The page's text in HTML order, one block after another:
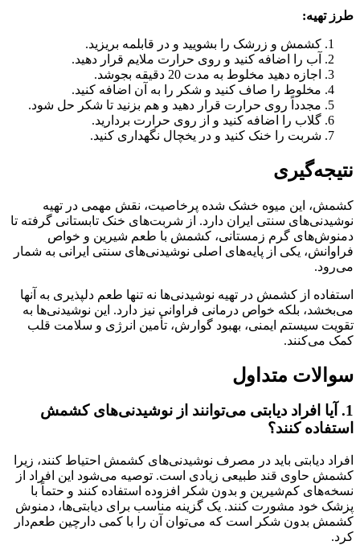
طرز تهیه:
کشمش و زرشک را بشویید و در قابلمه بریزید.
آب را اضافه کنید و روی حرارت ملایم قرار دهید.
اجازه دهید مخلوط به مدت 20 دقیقه بجوشد.
مخلوط را صاف کنید و شکر را به آن اضافه کنید.
مجدداً روی حرارت قرار دهید و هم بزنید تا شکر حل شود.
گلاب را اضافه کنید و از روی حرارت بردارید.
شربت را خنک کنید و در یخچال نگهداری کنید.
نتیجه‌گیری
کشمش، این میوه خشک شده پرخاصیت، نقش مهمی در تهیه
نوشیدنی‌های سنتی ایران دارد. از شربت‌های خنک تابستانی گرفته تا
دمنوش‌های گرم زمستانی، کشمش با طعم شیرین و خواص
فراوانش، یکی از پایه‌های اصلی نوشیدنی‌های سنتی ایرانی به شمار
می‌رود.
استفاده از کشمش در تهیه نوشیدنی‌ها نه تنها طعم دلپذیری به آنها
می‌بخشد، بلکه خواص درمانی فراوانی نیز دارد. این نوشیدنی‌ها به
تقویت سیستم ایمنی، بهبود گوارش، تأمین انرژی و سلامت قلب
کمک می‌کنند.
سوالات متداول
1. آیا افراد دیابتی می‌توانند از نوشیدنی‌های کشمش
استفاده کنند؟
افراد دیابتی باید در مصرف نوشیدنی‌های کشمش احتیاط کنند، زیرا
کشمش حاوی قند طبیعی زیادی است. توصیه می‌شود این افراد از
نسخه‌های کم‌شیرین و بدون شکر افزوده استفاده کنند و حتماً با
پزشک خود مشورت کنند. یک گزینه مناسب برای دیابتی‌ها، دمنوش
کشمش بدون شکر است که می‌توان آن را با کمی دارچین طعم‌دار
کرد.